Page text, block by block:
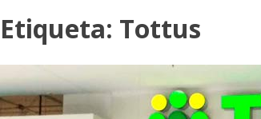
Etiqueta: Tottus